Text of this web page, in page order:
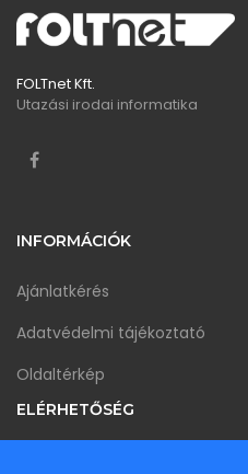
FOLTnet Kft.
Utazási irodai informatika
INFORMÁCIÓK
Ajánlatkérés
Adatvédelmi tájékoztató
Oldaltérkép
ELÉRHETŐSÉG